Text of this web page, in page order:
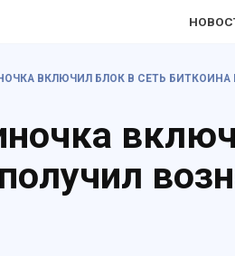
ВКЛЮЧИЛ БЛОК В СЕТЬ БИТКОИНА